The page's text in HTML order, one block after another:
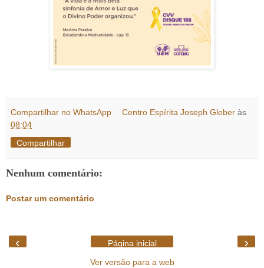
Compartilhar no WhatsApp Centro Espírita Joseph Gleber às
08:04
Compartilhar
Nenhum comentário:
Postar um comentário
‹ ›
Página inicial
Ver versão para a web